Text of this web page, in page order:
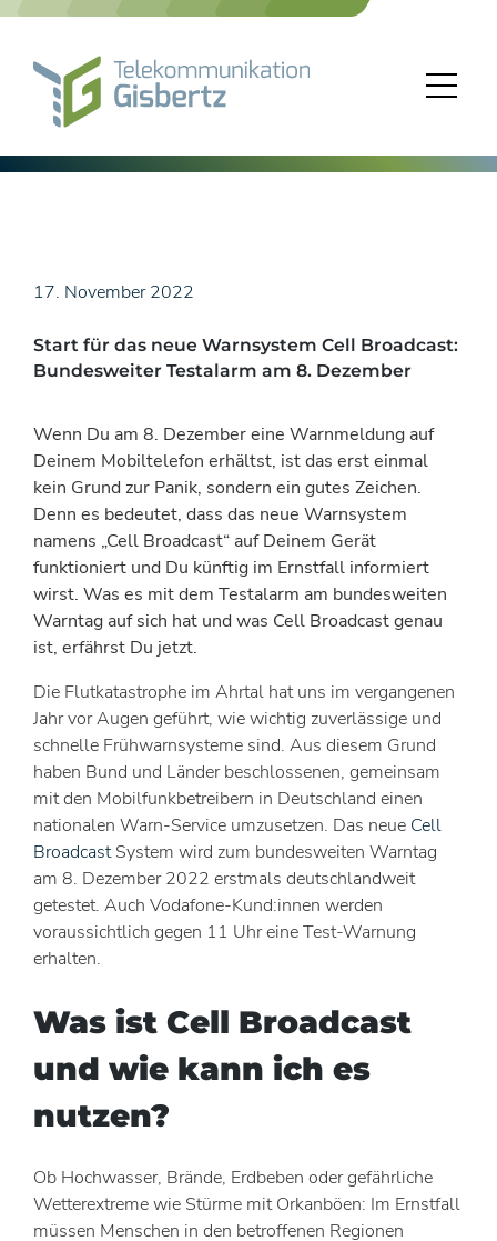
Skip
17. November 2022
Start für das neue Warnsystem Cell Broadcast:
Bundesweiter Testalarm am 8. Dezember
Wenn Du am 8. Dezember eine Warnmeldung auf
Deinem Mobiltelefon erhältst, ist das erst einmal
kein Grund zur Panik, sondern ein gutes Zeichen.
Denn es bedeutet, dass das neue Warnsystem
namens „Cell Broadcast“ auf Deinem Gerät
funktioniert und Du künftig im Ernstfall informiert
wirst. Was es mit dem Testalarm am bundesweiten
Warntag auf sich hat und was Cell Broadcast genau
ist, erfährst Du jetzt.
Die Flutkatastrophe im Ahrtal hat uns im vergangenen
Jahr vor Augen geführt, wie wichtig zuverlässige und
schnelle Frühwarnsysteme sind. Aus diesem Grund
haben Bund und Länder beschlossenen, gemeinsam
mit den Mobilfunkbetreibern in Deutschland einen
nationalen Warn-Service umzusetzen. Das neue Cell
BroadcastSystem wird zum bundesweiten Warntag
am 8. Dezember 2022 erstmals deutschlandweit
getestet. Auch Vodafone-Kund:innen werden
voraussichtlich gegen 11 Uhr eine Test-Warnung
erhalten.
Was ist Cell Broadcast
und wie kann ich es
nutzen?
Ob Hochwasser, Brände, Erdbeben oder gefährliche
Wetterextreme wie Stürme mit Orkanböen: Im Ernstfall
müssen Menschen in den betroffenen Regionen